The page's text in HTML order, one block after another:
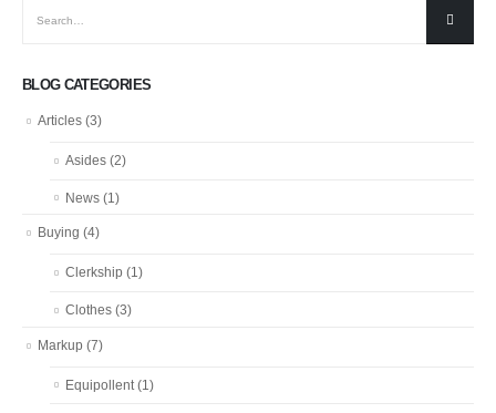
BLOG CATEGORIES
Articles (3)
Asides (2)
News (1)
Buying (4)
Clerkship (1)
Clothes (3)
Markup (7)
Equipollent (1)